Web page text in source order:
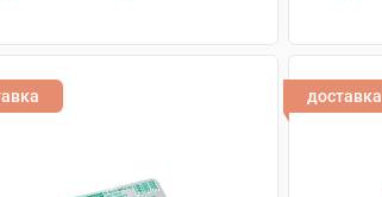
доставка